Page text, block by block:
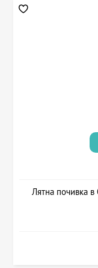
Лятна почивка